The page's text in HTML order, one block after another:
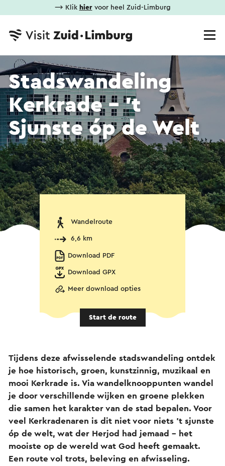
⟶ Klik hiervoor heel Zuid-Limburg
Stadswandeling
Kerkrade - 't
Sjunste óp de Welt
Wandelroute
6,6 km
Download PDF
Download GPX
Meer download opties
Start de route
Tijdens deze afwisselende stadswandeling ontdek
je hoe historisch, groen, kunstzinnig, muzikaal en
mooi Kerkrade is. Via wandelknooppunten wandel
je door verschillende wijken en groene plekken
die samen het karakter van de stad bepalen. Voor
veel Kerkradenaren is dit niet voor niets ’t sjunste
óp de welt, wat der Herjod had jemaad – het
mooiste op de wereld wat God heeft gemaakt.
Een route vol trots, beleving en afwisseling.